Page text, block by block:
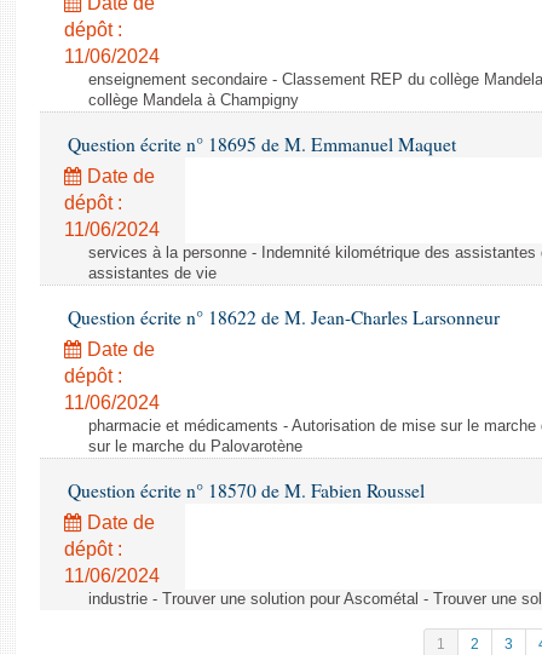
dépôt :
11/06/2024
enseignement secondaire - Classement REP du collège
collège Mandela à Champigny
Question écrite n° 18695 de M. Emmanuel Maquet
Date de
dépôt :
11/06/2024
services à la personne - Indemnité kilométrique des
assistantes de vie
Question écrite n° 18622 de M. Jean-Charles Larsonneur
Date de
dépôt :
11/06/2024
pharmacie et médicaments - Autorisation de mise sur le
sur le marche du Palovarotène
Question écrite n° 18570 de M. Fabien Roussel
Date de
dépôt :
11/06/2024
industrie - Trouver une solution pour Ascométal - Trouver une
1 2 3